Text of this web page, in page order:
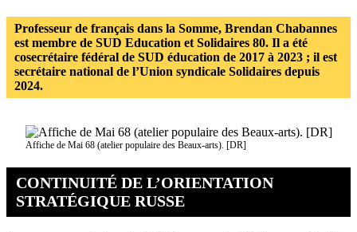
Professeur de français dans la Somme, Brendan Chabannes
est membre de SUD Education et Solidaires 80. Il a été
cosecrétaire fédéral de SUD éducation de 2017 à 2023 ; il est
secrétaire national de l’Union syndicale Solidaires depuis
2024.
Affiche de Mai 68 (atelier populaire des Beaux-arts). [DR]
CONTINUITÉ DE L’ORIENTATION
STRATÉGIQUE RUSSE